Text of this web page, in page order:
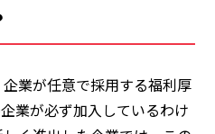
業が任意で採用する福利厚
業が必ず加入しているわけ